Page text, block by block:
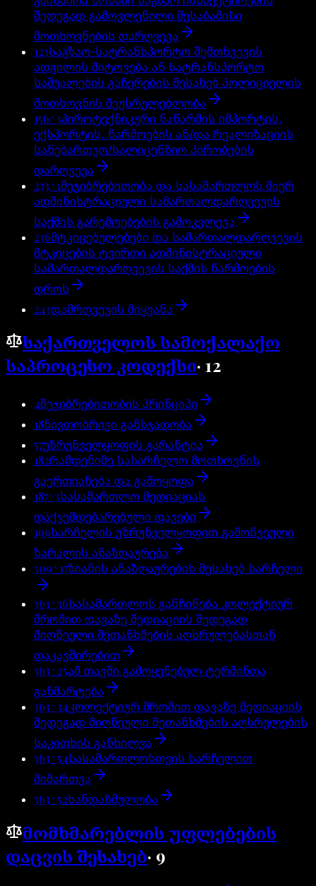
შედეგად გამოვლენილი შესაბამისი
მოთხოვნების დარღვევა
123საგზაო-სატრანსპორტო შემთხვევის
ადგილის მიტოვება ან სატრანსპორტო
საშუალების გაჩერების შესახებ პოლიციელის
მოთხოვნის შეუსრულებლობა
156^3პიროტექნიკური ნაწარმის იმპორტის,
ექსპორტის, წარმოების ან/და რეალიზაციის
სანებართვო/სალიცენზიო პირობების
დარღვევა
233^1შეჯიბრებითობა და სასამართლოს მიერ
ადმინისტრაციული სამართალდარღვევის
საქმის გარემოებების გამოკვლევა
236მტკიცებულებები და სამართალდარღვევის
მტკიცების ტვირთი ადმინისტრაციული
სამართალდარღვევის საქმის წარმოების
დროს
243დამრღვევის მიყვანა
საქართველოს სამოქალაქო
საპროცესო კოდექსი·12
4შეჯიბრებითობის პრინციპი
18ნივთობრივი განსჯადობა
57უზრუნველყოფის გარანტია
182რამდენიმე სასარჩელო მოთხოვნის
გაერთიანება და გამოყოფა
187^3სასამართლო მედიაციას
დაქვემდებარებული დავები
199სარჩელის უზრუნველყოფით გამოწვეული
ზარალის ანაზღაურება
309^17ზიანის ანაზღაურების შესახებ სარჩელი
363^36სასამართლოს განჩინება კოლექტიურ
შრომით დავაზე მედიაციის შედეგად
მიღწეული შეთანხმების აღსრულებასთან
დაკავშირებით
363^25ამ თავში გამოყენებულ ტერმინთა
განმარტება
363^34კოლექტიურ შრომით დავაზე მედიაციის
შედეგად მიღწეული შეთანხმების აღსრულების
საკითხის განხილვა
363^54სასამართლოსთვის სარჩელით
მიმართვა
363^52ხანდაზმულობა
მომხმარებლის უფლებების
დაცვის შესახებ· 9